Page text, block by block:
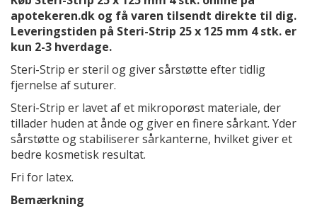
apotekeren.dk og få varen tilsendt direkte til dig.
Leveringstiden på Steri-Strip 25 x 125 mm 4 stk. er
kun 2-3 hverdage.
Steri-Strip er steril og giver sårstøtte efter tidlig
fjernelse af suturer.
Steri-Strip er lavet af et mikroporøst materiale, der
tillader huden at ånde og giver en finere sårkant. Yder
sårstøtte og stabiliserer sårkanterne, hvilket giver et
bedre kosmetisk resultat.
Fri for latex.
Bemærkning